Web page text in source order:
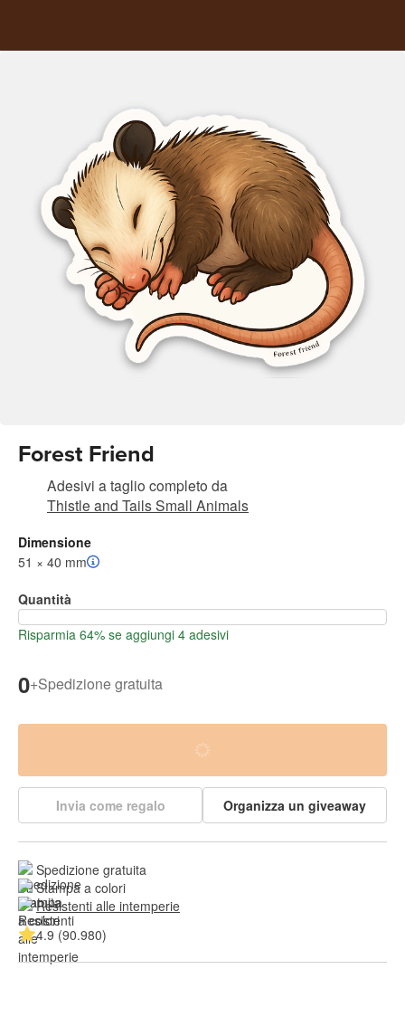
Forest Friend
Adesivi a taglio completo da
Thistle and Tails Small Animals
Dimensione
51 × 40 mm
Quantità
Risparmia 64% se aggiungi 4 adesivi
0+Spedizione gratuita
Invia come regalo Organizza un giveaway
Spedizione gratuita
Stampa a colori
Resistenti alle intemperie
4.9 (90.980)